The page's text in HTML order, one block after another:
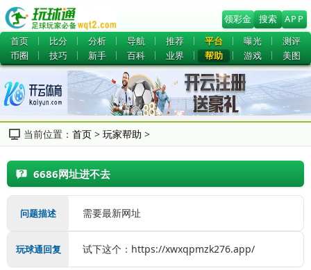
领彩金 搜索
APP
首页
比分 分析 导航 推荐 平台 曝光
测评
币圈
技巧 新手 百科 业界 帮助 游戏 美图
当前位置： 首页 > 玩家帮助 >
6686网址进不去
问题描述 需要最新网址
玩球通回复 试下这个：https://xwxqpmzk276.app/